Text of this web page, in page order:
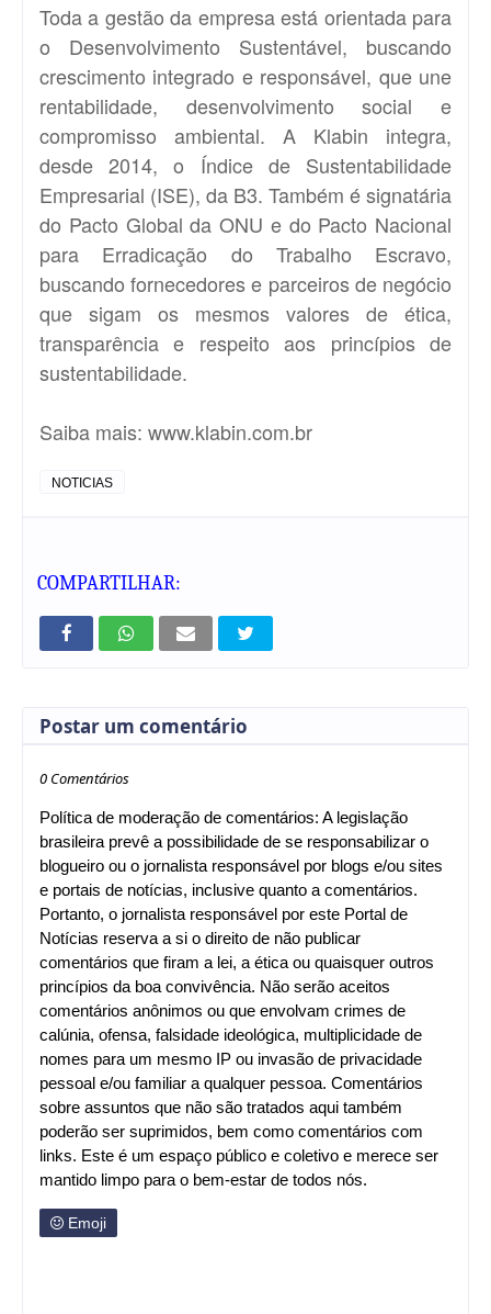
Toda a gestão da empresa está orientada para
o Desenvolvimento Sustentável, buscando
crescimento integrado e responsável, que une
rentabilidade, desenvolvimento social e
compromisso ambiental. A Klabin integra,
desde 2014, o Índice de Sustentabilidade
Empresarial (ISE), da B3. Também é signatária
do Pacto Global da ONU e do Pacto Nacional
para Erradicação do Trabalho Escravo,
buscando fornecedores e parceiros de negócio
que sigam os mesmos valores de ética,
transparência e respeito aos princípios de
sustentabilidade.
Saiba mais: www.klabin.com.br
NOTICIAS
COMPARTILHAR:
Postar um comentário
0 Comentários
Política de moderação de comentários: A legislação
brasileira prevê a possibilidade de se responsabilizar o
blogueiro ou o jornalista responsável por blogs e/ou sites
e portais de notícias, inclusive quanto a comentários.
Portanto, o jornalista responsável por este Portal de
Notícias reserva a si o direito de não publicar
comentários que firam a lei, a ética ou quaisquer outros
princípios da boa convivência. Não serão aceitos
comentários anônimos ou que envolvam crimes de
calúnia, ofensa, falsidade ideológica, multiplicidade de
nomes para um mesmo IP ou invasão de privacidade
pessoal e/ou familiar a qualquer pessoa. Comentários
sobre assuntos que não são tratados aqui também
poderão ser suprimidos, bem como comentários com
links. Este é um espaço público e coletivo e merece ser
mantido limpo para o bem-estar de todos nós.
Emoji